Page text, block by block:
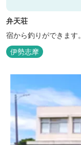
弁天荘
宿から釣りができます。
伊勢志摩